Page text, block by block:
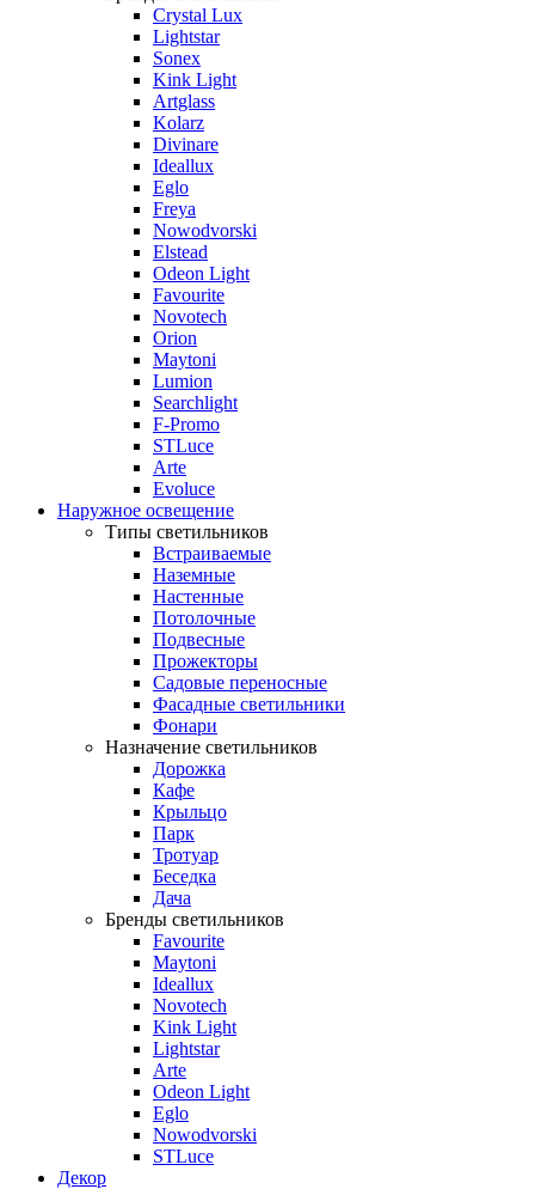
Crystal Lux
Lightstar
Sonex
Kink Light
Artglass
Kolarz
Divinare
Ideallux
Eglo
Freya
Nowodvorski
Elstead
Odeon Light
Favourite
Novotech
Orion
Maytoni
Lumion
Searchlight
F-Promo
STLuce
Arte
Evoluce
Наружное освещение
Типы светильников
Встраиваемые
Наземные
Настенные
Потолочные
Подвесные
Прожекторы
Садовые переносные
Фасадные светильники
Фонари
Назначение светильников
Дорожка
Кафе
Крыльцо
Парк
Тротуар
Беседка
Дача
Бренды светильников
Favourite
Maytoni
Ideallux
Novotech
Kink Light
Lightstar
Arte
Odeon Light
Eglo
Nowodvorski
STLuce
Декор